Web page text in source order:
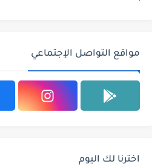
مواقع التواصل الإجتماعي
اخترنا لك اليوم